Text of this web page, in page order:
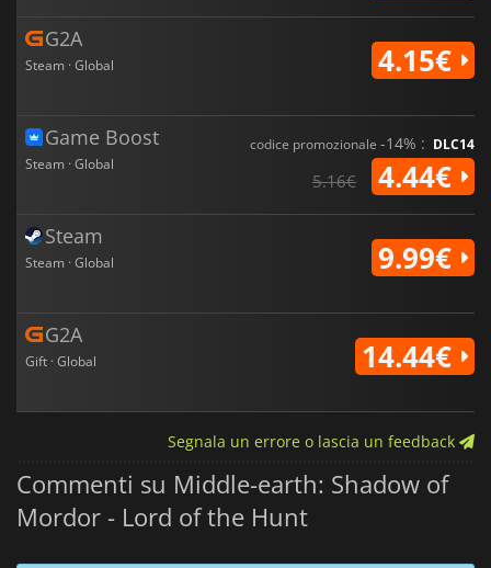
G2A
Steam · Global 4.15€
Game Boost
Steam · Global
codice promozionale -14% : DLC14
5.16€ 4.44€
Steam
Steam · Global 9.99€
G2A
Gift · Global 14.44€
Segnala un errore o lascia un feedback
Commenti su Middle-earth: Shadow of
Mordor - Lord of the Hunt